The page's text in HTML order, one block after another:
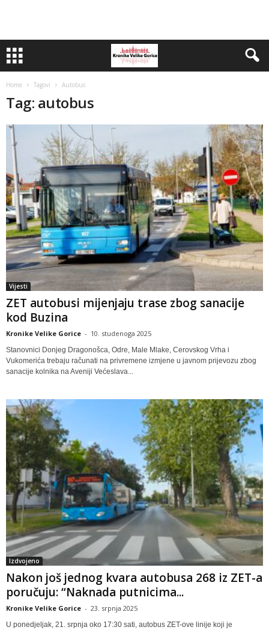
Home Tagovi Autobus
Tag: autobus
Vijesti
ZET autobusi mijenjaju trase zbog sanacije
kod Buzina
Kronike Velike Gorice - 10. studenoga 2025
Stanovnici Donjeg Dragonošca, Odre, Male Mlake, Cerovskog Vrha i
Vukomerića trebaju računati na privremene izmjene u javnom prijevozu zbog
sanacije kolnika na Aveniji Većeslava...
Izdvojeno
Nakon još jednog kvara autobusa 268 iz ZET-a
poručuju: “Naknada putnicima...
Kronike Velike Gorice - 23. srpnja 2025
U ponedjeljak, 21. srpnja oko 17:30 sati, autobus ZET-ove linije koji je